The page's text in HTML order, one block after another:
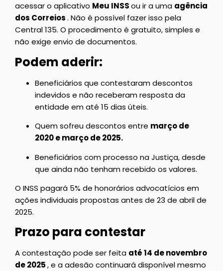
acessar o aplicativo Meu INSSou ir a uma agência
dos Correios. Não é possível fazer isso pela
Central 135. O procedimento é gratuito, simples e
não exige envio de documentos.
Podem aderir:
Beneficiários que contestaram descontos
indevidos e não receberam resposta da
entidade em até 15 dias úteis.
Quem sofreu descontos entre março de
2020 e março de 2025.
Beneficiários com processo na Justiça, desde
que ainda não tenham recebido os valores.
O INSS pagará 5% de honorários advocatícios em
ações individuais propostas antes de 23 de abril de
2025.
Prazo para contestar
A contestação pode ser feita até14 de novembro
de 2025, e a adesão continuará disponível mesmo